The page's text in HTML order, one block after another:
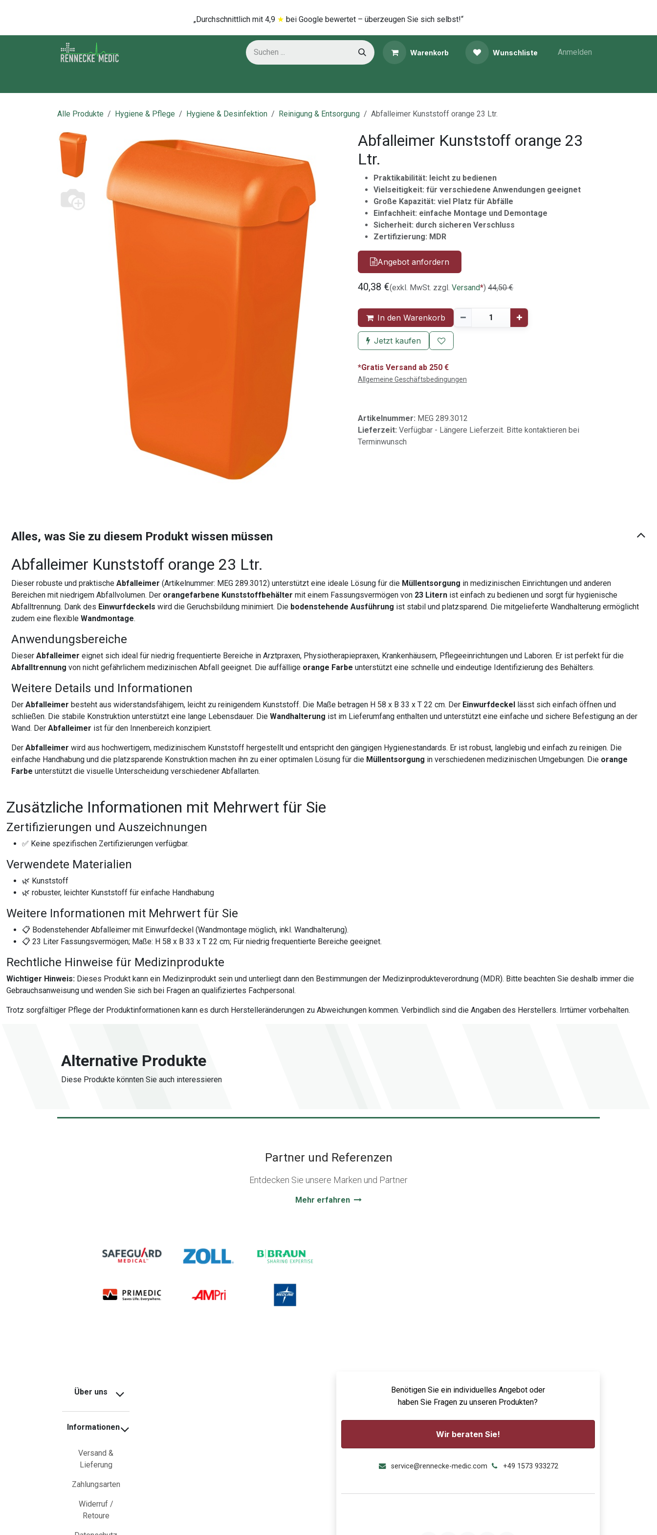
„Durchschnittlich mi​t 4,9 ★ bei Google bewertet – überzeugen Sie sich selbst!“
Warenkorb Wunschliste Anmelden
Alle Produkte Hygiene & Pflege Hygiene & Desinfektion Reinigung & Entsorgung Abfalleimer Kunststoff orange 23 Ltr.
Abfalleimer Kunststoff orange 23
Ltr.
Praktikabilität: leicht zu bedienen
Vielseitigkeit: für verschiedene Anwendungen geeignet
Große Kapazität: viel Platz für Abfälle
Einfachheit: einfache Montage und Demontage
Sicherheit: durch sicheren Verschluss
Zertifizierung: MDR
Angebot anfordern
40,38 €(exkl. MwSt. zzgl. Versand*) 44,50€
In den Warenkorb
Jetzt kaufen
*Gratis Versand ab 250 €
Allgemeine Geschäftsbedingungen
Artikelnummer: MEG 289.3012
Lieferzeit: Verfügbar - Längere Lieferzeit. Bitte kontaktieren bei
Terminwunsch
Alles, was Sie zu diesem Produkt wissen müssen
Abfalleimer Kunststoff orange 23 Ltr.
Dieser robuste und praktischeAbfalleimer (Artikelnummer: MEG 289.3012) unterstützt eine ideale Lösung für die Müllentsorgung in medizinischen Einrichtungen und anderen
Bereichen mit niedrigem Abfallvolumen. Der orangefarbene Kunststoffbehälter mit einem Fassungsvermögen von 23 Litern ist einfach zu bedienen und sorgt für hygienische
Abfalltrennung. Dank des Einwurfdeckels wird die Geruchsbildung minimiert. Die bodenstehende Ausführung ist stabil und platzsparend. Die mitgelieferte Wandhalterung ermöglicht
zudem eine flexibleWandmontage.
Anwendungsbereiche
DieserAbfalleimer eignet sich ideal für niedrig frequentierte Bereiche in Arztpraxen, Physiotherapiepraxen, Krankenhäusern, Pflegeeinrichtungen und Laboren. Er ist perfekt für die
Abfalltrennung von nicht gefährlichem medizinischen Abfall geeignet. Die auffällige orange Farbe unterstützt eine schnelle und eindeutige Identifizierung des Behälters.
Weitere Details und Informationen
DerAbfalleimer besteht aus widerstandsfähigem, leicht zu reinigendem Kunststoff. Die Maße betragen H 58 x B 33 x T 22 cm. Der Einwurfdeckel lässt sich einfach öffnen und
schließen. Die stabile Konstruktion unterstützt eine lange Lebensdauer. DieWandhalterung ist im Lieferumfang enthalten und unterstützt eine einfache und sichere Befestigung an der
Wand. DerAbfalleimer ist für den Innenbereich konzipiert.
DerAbfalleimer wird aus hochwertigem, medizinischem Kunststoff hergestellt und entspricht den gängigen Hygienestandards. Er ist robust, langlebig und einfach zu reinigen. Die
einfache Handhabung und die platzsparende Konstruktion machen ihn zu einer optimalen Lösung für die Müllentsorgung in verschiedenen medizinischen Umgebungen. Die orange
Farbe unterstützt die visuelle Unterscheidung verschiedener Abfallarten.
Zusätzliche Informationen mit Mehrwert für Sie
Zertifizierungen und Auszeichnungen
✅ Keine spezifischen Zertifizierungen verfügbar.
Verwendete Materialien
🌿 Kunststoff
🌿 robuster, leichter Kunststoff für einfache Handhabung
Weitere Informationen mit Mehrwert für Sie
📋 Bodenstehender Abfalleimer mit Einwurfdeckel (Wandmontage möglich, inkl. Wandhalterung).
📋 23 Liter Fassungsvermögen; Maße: H 58 x B 33 x T 22 cm; Für niedrig frequentierte Bereiche geeignet.
Rechtliche Hinweise für Medizinprodukte
Wichtiger Hinweis: Dieses Produkt kann ein Medizinprodukt sein und unterliegt dann den Bestimmungen der Medizinprodukteverordnung (MDR). Bitte beachten Sie deshalb immer die
Gebrauchsanweisung und wenden Sie sich bei Fragen an qualifiziertes Fachpersonal.
Trotz sorgfältiger Pflege der Produktinformationen kann es durch Herstelleränderungen zu Abweichungen kommen. Verbindlich sind die Angaben des Herstellers. Irrtümer vorbehalten.
Alternative Produkte
Diese Produkte könnten Sie auch interessieren
Partner und Referenzen
Entdecken Sie unsere Marken und Partner
Mehr erfahren
Über uns
Informationen
Versand &
Lieferung
Zahlungsarten
Widerruf /
Retoure
Benötigen Sie ein individuelles Angebot oder
haben Sie Fragen zu unseren Produkten?
Wir beraten Sie!
service@rennecke-medic.com +49 1573 933272